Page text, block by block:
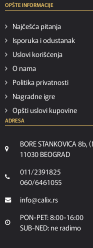
OPŠTE INFORMACIJE
Najčešća pitanja
Isporuka i odustanak
Uslovi korišćenja
O nama
Politika privatnosti
Nagradne igre
Opšti uslovi kupovine
ADRESA
BORE STANKOVICA 8b,
11030 BEOGRAD
011/2391825
060/6461055
info@calix.rs
PON-PET: 8:00-16:00
SUB-NED: ne radimo